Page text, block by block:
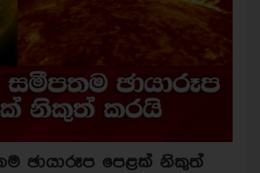
ඡායාරූප පෙළක් නිකුත්